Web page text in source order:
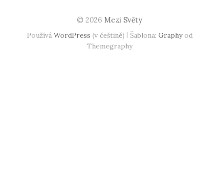
© 2026 Mezi Světy
Používá WordPress (v češtině) | Šablona: Graphyod
Themegraphy